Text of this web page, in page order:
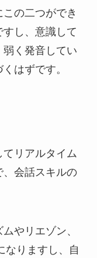
の二つができ
し、意識して
く発音してい
はずです。
リアルタイム
会話スキルの
やリエゾン、
なりますし、自